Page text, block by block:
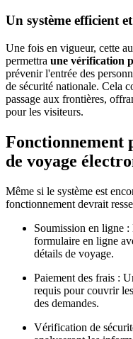
Un système efficient
Une fois en vigueur, cette
permettra une vérification
prévenir l'entrée des
de sécurité nationale. Cela
passage aux frontières,
pour les visiteurs.
Fonctionnement
de voyage
Même si le système est
fonctionnement devrait
Soumission en ligne
formulaire en ligne
détails de voyage.
Paiement des frais :
requis pour couvrir
des demandes.
Vérification de